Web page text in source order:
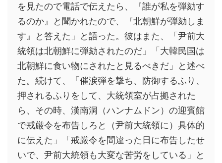
を見たので電話で伝えたら、『誰が私を弾劾す
るのか』と聞かれたので、『北朝鮮が弾劾しま
す』と答えた」と語った。彼はまた、「尹前大
統領は北朝鮮に弾劾されたのだ」「大韓民国は
北朝鮮に食い物にされたと見るべきだ」と述べ
た。続けて、「催涙弾を撃ち、防御するふり、
押されるふりをして、大統領室が占拠された
ら、その時、漢南洞（ハンナムドン）の迎賓館
で戒厳令を布告しろと（尹前大統領に）具体的
に伝えた」「戒厳令を間違った日に布告したせ
いで、尹前大統領も大変な苦労をしている」と